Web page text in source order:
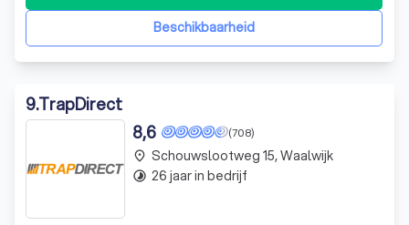
Beschikbaarheid
9.TrapDirect
(708)
8,6
place Schouwslootweg 15, Waalwijk
timelapse 26 jaar in bedrijf